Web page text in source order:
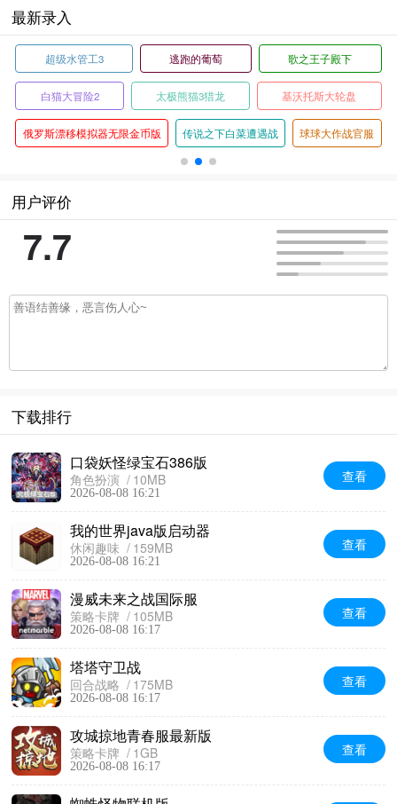
最新录入
逃跑的葡萄 歌之王子殿下
太极熊猫3猎龙 基沃托斯大轮盘
金币版 传说之下白菜遭遇战 球球大作战官服
安吉的布娃娃
炽焰天穹国际
汹涌海豚台服
用户评价
7.7
下载排行
口袋妖怪绿宝石386版
角色扮演 10MB
2026-08-08 16:21
查看
我的世界java版启动器
休闲趣味 159MB
2026-08-08 16:21
查看
漫威未来之战国际服
策略卡牌 105MB
2026-08-08 16:17
查看
塔塔守卫战
回合战略 175MB
2026-08-08 16:17
查看
攻城掠地青春服最新版
策略卡牌 1GB
2026-08-08 16:17
查看